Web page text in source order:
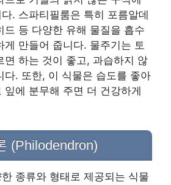
. 스파티필룸은 특히 포름알데
드 등 다양한 유해 물질을 흡수
게 만들어 줍니다. 물주기는 토
면 하는 것이 좋고, 과습하지 않
다. 또한, 이 식물은 습도를 좋아
잎에 분무해 주면 더 건강하게
(Philodendron)
종류와 형태로 제공되는 식물